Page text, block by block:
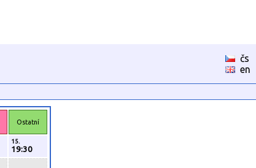
čs
en
Ostatní
15.
19:30